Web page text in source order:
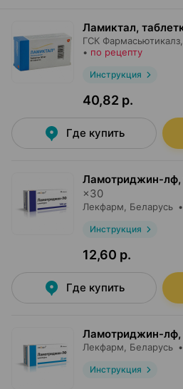
Ламиктал,
ГСК Фармасьютикалз
• по рецепту
Инструкция
40,82 р.
Где купить
Ламотриджин-лф,
×30
Лекфарм , Беларусь •
Инструкция
12,60 р.
Где купить
Ламотриджин-лф,
Лекфарм , Беларусь •
Инструкция